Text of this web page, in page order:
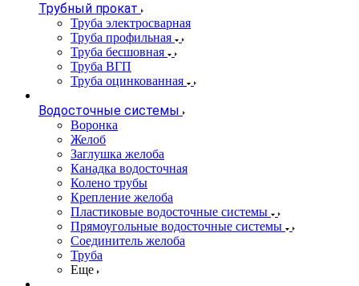
Трубный прокат
Труба электросварная
Труба профильная
Труба бесшовная
Труба ВГП
Труба оцинкованная
Водосточные системы
Воронка
Желоб
Заглушка желоба
Канадка водосточная
Колено трубы
Крепление желоба
Пластиковые водосточные системы
Прямоугольные водосточные системы
Соединитель желоба
Труба
Еще